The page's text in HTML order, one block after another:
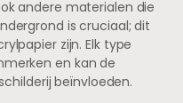
andere materialen die
is cruciaal; dit
zijn. Elk type
en kan de
beïnvloeden.